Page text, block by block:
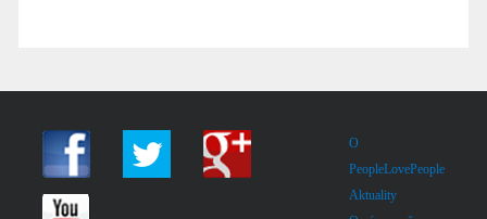
O
PeopleLovePeople
Aktuality